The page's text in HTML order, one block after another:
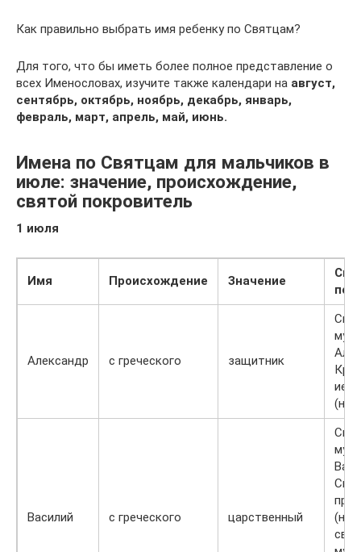
Как правильно выбрать имя ребенку по Святцам?
Для того, что бы иметь более полное представление о
всех Именословах, изучите также календари на август,
сентябрь, октябрь, ноябрь, декабрь, январь,
февраль, март, апрель, май, июнь.
Имена по Святцам для мальчиков в
июле: значение, происхождение,
святой покровитель
1 июля
Имя Происхождение Значение
Александр с греческого защитник
Василий с греческого царственный